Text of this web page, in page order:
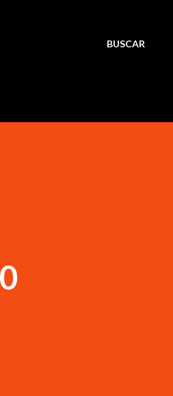
BUSCAR